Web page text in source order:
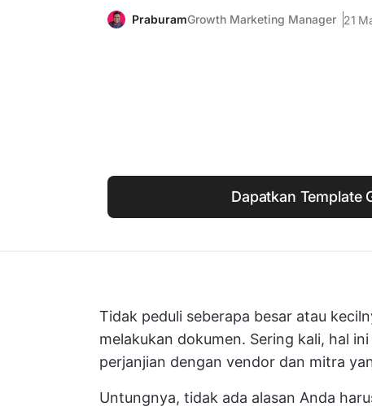
PraburamGrowth Marketing Manager 21
Dapatkan Template
Tidak peduli seberapa besar atau
melakukan dokumen. Sering kali, hal
perjanjian dengan vendor dan mitra
Untungnya, tidak ada alasan Anda